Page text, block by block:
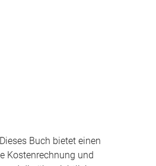
Buch bietet einen
Kostenrechnung und